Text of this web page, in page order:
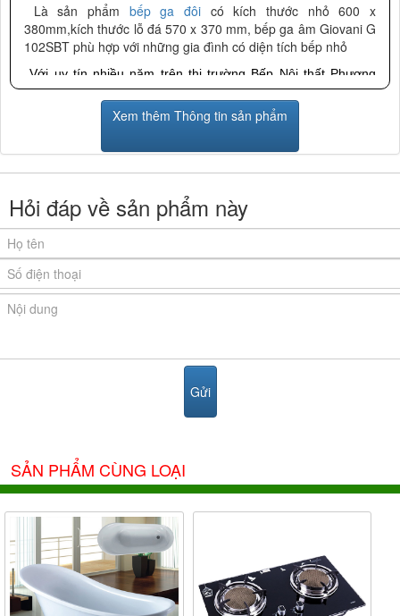
Là sản phẩm bếp ga đôi có kích thước nhỏ 600 x
380mm,kích thước lỗ đá 570 x 370 mm, bếp ga âm Giovani G
102SBT phù hợp với những gia đình có diện tích bếp nhỏ
Với uy tín nhiều năm trên thị trường Bếp Nội thất Phương
Đông được Công ty Giovani chứng nhận là Đại lý cấp 1 phân
phối chính hãng dòng sản phẩm của bếp từ Giovani
Sản Phẩm Giovani chính hãng với giá tốt nhất, kèm theo
nhiều quà tặng hấp dẫn.
Ảnh giấy chứng nhận Nội Thất Phương Đông là đại lý cấp I
của thương hiệuGiovanido công ty Giovani cung cấp
Xem thêm Thông tin sản phẩm
Hỏi đáp về sản phẩm này
SẢN PHẨM CÙNG LOẠI